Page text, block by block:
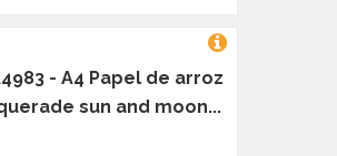
- A4 Papel de arroz
sun and moon...